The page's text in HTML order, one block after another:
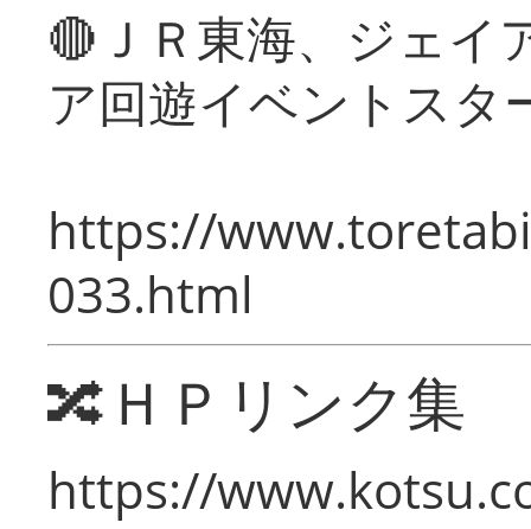
🔴ＪＲ東海、ジェイ
ア回遊イベントスタ
https://
033.html
🔀ＨＰリンク集
https://